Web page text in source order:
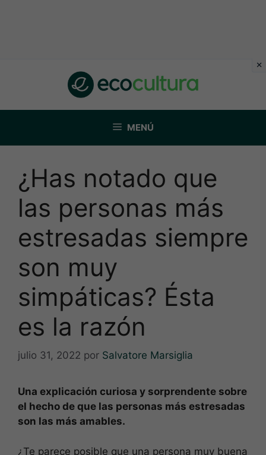
MENÚ
¿Has notado que
las personas más
estresadas siempre
son muy
simpáticas? Ésta
es la razón
julio 31, 2022 por Salvatore Marsiglia
Una explicación curiosa y sorprendente sobre
el hecho de que las personas más estresadas
son las más amables.
¿Te parece posible que una persona muy buena